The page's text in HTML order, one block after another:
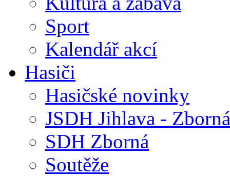
Sport
Kalendář akcí
Hasiči
Hasičské novinky
JSDH Jihlava - Zborná
SDH Zborná
Soutěže